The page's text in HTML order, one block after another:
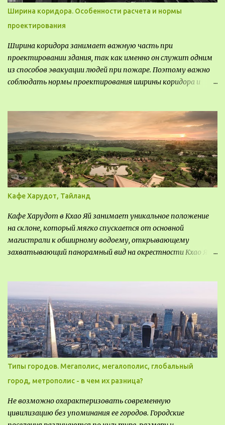
Ширина коридора. Особенности расчета и нормы
проектирования
Ширина коридора занимает важную часть при
проектировании здания, так как именно он служит одним
из способов эвакуации людей при пожаре. Поэтому важно
соблюдать нормы проектирования ширины коридора и
Кафе Харудот, Тайланд
Кафе Харудот в Кхао Яй занимает уникальное положение
на склоне, который мягко спускается от основной
магистрали к обширному водоему, открывающему
захватывающий панорамный вид на окрестности Кхао Яй.
могли бы свободно попасть, не заходя в само заведение.
Типы городов. Мегаполис, мегалополис, глобальный
город, метрополис - в чем их разница?
Не возможно охарактеризовать современную
цивилизацию без упоминания ее городов. Городские